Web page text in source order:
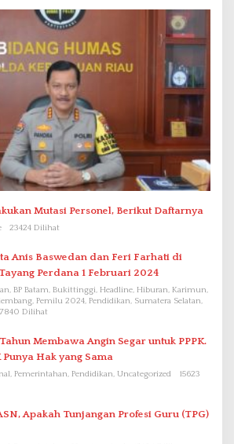
Mutasi Personel, Berikut Daftarnya
23424 Dilihat
Anis Baswedan dan Feri Farhati di
Perdana 1 Februari 2024
BP Batam, Bukittinggi, Headline, Hiburan, Karimun,
Pemilu 2024, Pendidikan, Sumatera Selatan,
Dilihat
Membawa Angin Segar untuk PPPK.
Punya Hak yang Sama
Pemerintahan, Pendidikan, Uncategorized
15623
Apakah Tunjangan Profesi Guru (TPG)